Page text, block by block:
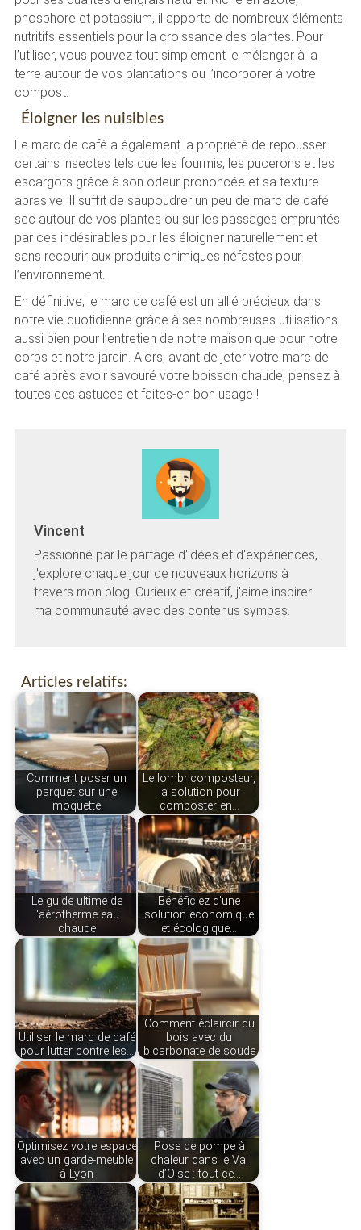
phosphore et potassium, il apporte de nombreux éléments
nutritifs essentiels pour la croissance des plantes. Pour
l’utiliser, vous pouvez tout simplement le mélanger à la
terre autour de vos plantations ou l’incorporer à votre
compost.
Éloigner les nuisibles
Le marc de café a également la propriété de repousser
certains insectes tels que les fourmis, les pucerons et les
escargots grâce à son odeur prononcée et sa texture
abrasive. Il suffit de saupoudrer un peu de marc de café
sec autour de vos plantes ou sur les passages empruntés
par ces indésirables pour les éloigner naturellement et
sans recourir aux produits chimiques néfastes pour
l’environnement.
En définitive, le marc de café est un allié précieux dans
notre vie quotidienne grâce à ses nombreuses utilisations
aussi bien pour l’entretien de notre maison que pour notre
corps et notre jardin. Alors, avant de jeter votre marc de
café après avoir savouré votre boisson chaude, pensez à
toutes ces astuces et faites-en bon usage !
Vincent
Passionné par le partage d'idées et d'expériences,
j'explore chaque jour de nouveaux horizons à
travers mon blog. Curieux et créatif, j'aime inspirer
ma communauté avec des contenus sympas.
Articles relatifs:
Comment poser un
parquet sur une
moquette
Le lombricomposteur,
la solution pour
composter en…
Le guide ultime de
l'aérotherme eau
chaude
Bénéficiez d'une
solution économique
et écologique…
Utiliser le marc de café
pour lutter contre les…
Comment éclaircir du
bois avec du
bicarbonate de soude
Optimisez votre espace
avec un garde-meuble
à Lyon
Pose de pompe à
chaleur dans le Val
d’Oise : tout ce…